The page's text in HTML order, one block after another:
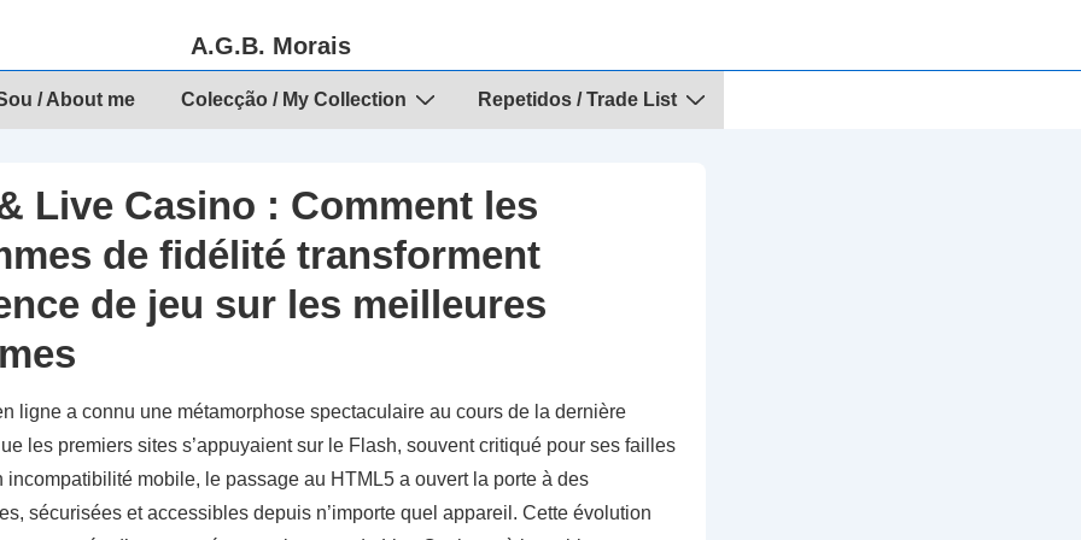
A.G.B. Morais
/ About me Colecção / My Collection Repetidos / Trade List
Live Casino : Comment les
de fidélité transforment
de jeu sur les meilleures
ligne a connu une métamorphose spectaculaire au cours de la dernière
les premiers sites s’appuyaient sur le Flash, souvent critiqué pour ses failles
incompatibilité mobile, le passage au HTML5 a ouvert la porte à des
sécurisées et accessibles depuis n’importe quel appareil. Cette évolution